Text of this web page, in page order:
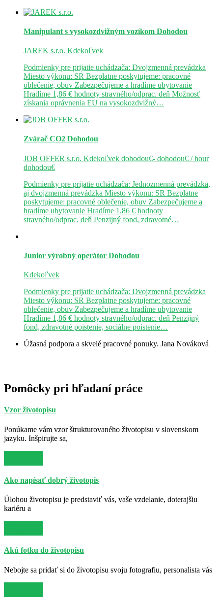
Manipulant s vysokozdvižným vozíkom Dohodou
JAREK s.r.o. Kdekoľvek
Podmienky pre prijatie uchádzača: Dvojzmenná prevádzka
Miesto výkonu: SR Bezplatne poskytujeme: pracovné
oblečenie, obuv Zabezpečujeme a hradíme ubytovanie
Hradíme 1,86 € hodnoty stravného/odprac. deň Možnosť
získania oprávnenia EU na vysokozdvižný…
Zvárač CO2 Dohodou
JOB OFFER s.r.o. Kdekoľvek dohodou€- dohodou€ / hour
dohodou€
Podmienky pre prijatie uchádzača: Jednozmenná prevádzka,
aj dvojzmenná prevádzka Miesto výkonu: SR Bezplatne
poskytujeme: pracovné oblečenie, obuv Zabezpečujeme a
hradíme ubytovanie Hradíme 1,86 € hodnoty
stravného/odprac. deň Penzijný fond, zdravotné…
Junior výrobný operátor Dohodou
Kdekoľvek
Podmienky pre prijatie uchádzača: Dvojzmenná prevádzka
Miesto výkonu: SR Bezplatne poskytujeme: pracovné
oblečenie, obuv Zabezpečujeme a hradíme ubytovanie
Hradíme 1,86 € hodnoty stravného/odprac. deň Penzijný
fond, zdravotné poistenie, sociálne poistenie…
Úžasná podpora a skvelé pracovné ponuky. Jana Nováková
Pomôcky pri hľadaní práce
Vzor životopisu
Ponúkame vám vzor štrukturovaného životopisu v slovenskom
jazyku. Inšpirujte sa,
Ako napísať dobrý životopis
Úlohou životopisu je predstaviť vás, vaše vzdelanie, doterajšiu
kariéru a
Akú fotku do životopisu
Nebojte sa pridať si do životopisu svoju fotografiu, personalista vás